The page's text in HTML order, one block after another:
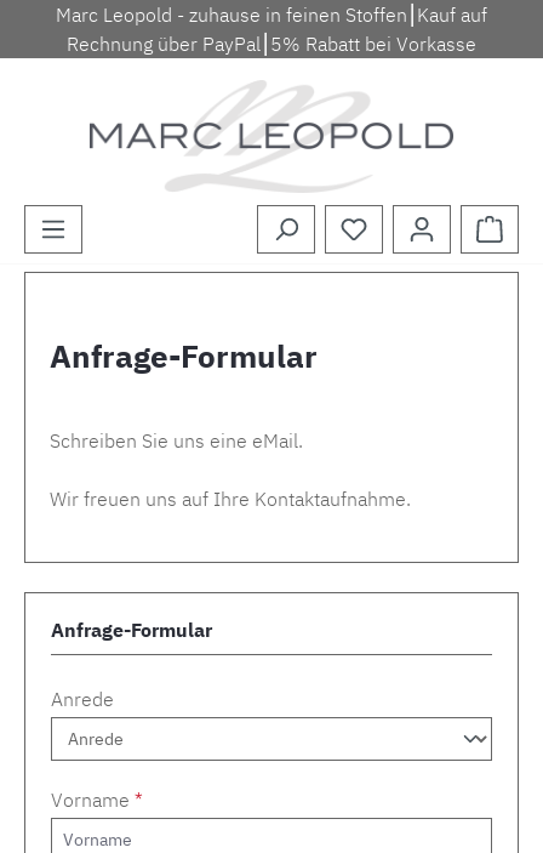
Zum Hauptinhalt springen
Marc Leopold - zuhause in feinen Stoffen⎮Kauf auf
Rechnung über PayPal⎮5% Rabatt bei Vorkasse
Anfrage-Formular
Schreiben Sie uns eine eMail.
Wir freuen uns auf Ihre Kontaktaufnahme.
Anfrage-Formular
Anrede
Vorname *